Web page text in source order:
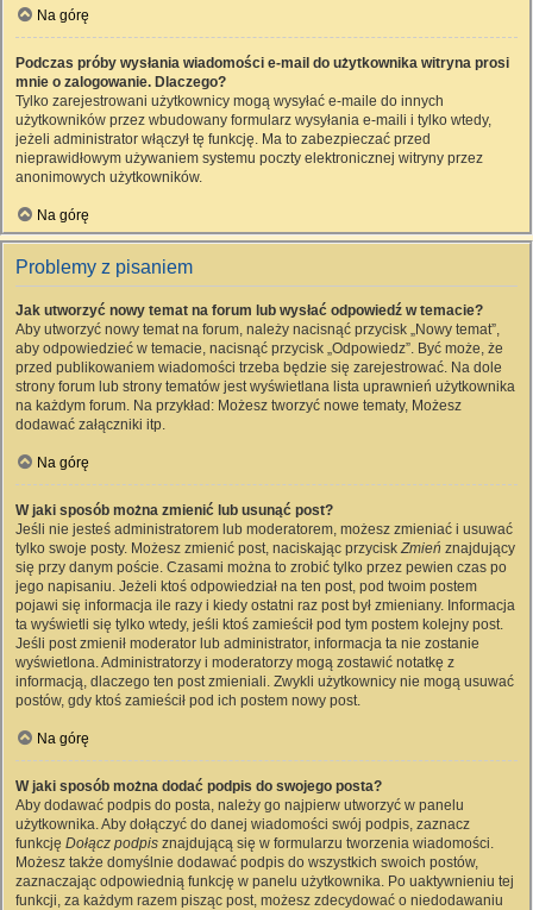
Na górę
Podczas próby wysłania wiadomości e-mail do użytkownika witryna prosi
mnie o zalogowanie. Dlaczego?
Tylko zarejestrowani użytkownicy mogą wysyłać e-maile do innych
użytkowników przez wbudowany formularz wysyłania e-maili i tylko wtedy,
jeżeli administrator włączył tę funkcję. Ma to zabezpieczać przed
nieprawidłowym używaniem systemu poczty elektronicznej witryny przez
anonimowych użytkowników.
Na górę
Problemy z pisaniem
Jak utworzyć nowy temat na forum lub wysłać odpowiedź w temacie?
Aby utworzyć nowy temat na forum, należy nacisnąć przycisk „Nowy temat”,
aby odpowiedzieć w temacie, nacisnąć przycisk „Odpowiedz”. Być może, że
przed publikowaniem wiadomości trzeba będzie się zarejestrować. Na dole
strony forum lub strony tematów jest wyświetlana lista uprawnień użytkownika
na każdym forum. Na przykład: Możesz tworzyć nowe tematy, Możesz
dodawać załączniki itp.
Na górę
W jaki sposób można zmienić lub usunąć post?
Jeśli nie jesteś administratorem lub moderatorem, możesz zmieniać i usuwać
tylko swoje posty. Możesz zmienić post, naciskając przyciskZmień znajdujący
się przy danym poście. Czasami można to zrobić tylko przez pewien czas po
jego napisaniu. Jeżeli ktoś odpowiedział na ten post, pod twoim postem
pojawi się informacja ile razy i kiedy ostatni raz post był zmieniany. Informacja
ta wyświetli się tylko wtedy, jeśli ktoś zamieścił pod tym postem kolejny post.
Jeśli post zmienił moderator lub administrator, informacja ta nie zostanie
wyświetlona. Administratorzy i moderatorzy mogą zostawić notatkę z
informacją, dlaczego ten post zmieniali. Zwykli użytkownicy nie mogą usuwać
postów, gdy ktoś zamieścił pod ich postem nowy post.
Na górę
W jaki sposób można dodać podpis do swojego posta?
Aby dodawać podpis do posta, należy go najpierw utworzyć w panelu
użytkownika. Aby dołączyć do danej wiadomości swój podpis, zaznacz
funkcję Dołącz podpis znajdującą się w formularzu tworzenia wiadomości.
Możesz także domyślnie dodawać podpis do wszystkich swoich postów,
zaznaczając odpowiednią funkcję w panelu użytkownika. Po uaktywnieniu tej
funkcji, za każdym razem pisząc post, możesz zdecydować o niedodawaniu